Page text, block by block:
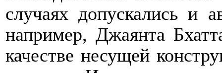
случаях допускались и
например, Джаянта
качестве несущей